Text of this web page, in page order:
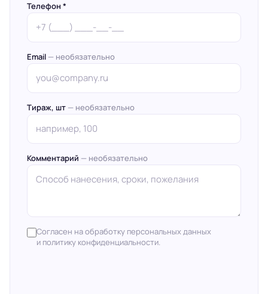
Телефон *
Email — необязательно
Тираж, шт — необязательно
Комментарий — необязательно
Согласен на обработку персональных данных
и политику конфиденциальности.